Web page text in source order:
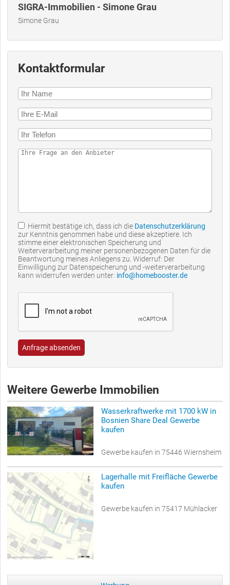
SIGRA-Immobilien - Simone Grau
Simone Grau
Kontaktformular
Hiermit bestätige ich, dass ich die Datenschutzerklärung
zur Kenntnis genommen habe und diese akzeptiere. Ich
stimme einer elektronischen Speicherung und
Weiterverarbeitung meiner personenbezogenen Daten für die
Beantwortung meines Anliegens zu. Widerruf: Der
Einwilligung zur Datenspeicherung und -weiterverarbeitung
kann widerrufen werden unter: info@homebooster.de
Anfrage absenden
Weitere Gewerbe Immobilien
Wasserkraftwerke mit 1700 kW in
Bosnien Share Deal Gewerbe
kaufen
Gewerbe kaufen in 75446 Wiernsheim
Lagerhalle mit Freifläche Gewerbe
kaufen
Gewerbe kaufen in 75417 Mühlacker